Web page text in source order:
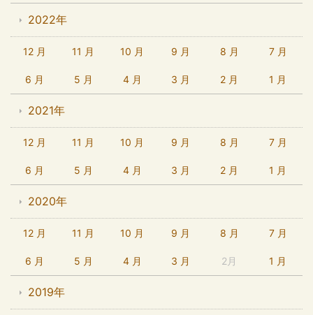
2022年
12 月 11 月 10 月 9 月 8 月 7 月
6 月 5 月 4 月 3 月 2 月 1 月
2021年
12 月 11 月 10 月 9 月 8 月 7 月
6 月 5 月 4 月 3 月 2 月 1 月
2020年
12 月 11 月 10 月 9 月 8 月 7 月
6 月 5 月 4 月 3 月 2月 1 月
2019年